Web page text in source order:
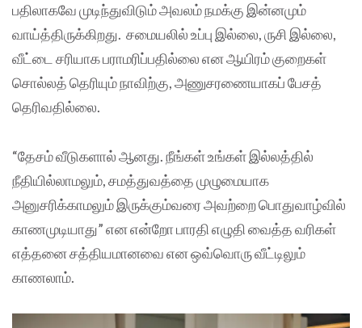
பதிலாகவே முடிந்துவிடும் அவலம் நமக்கு இன்னமும்
வாய்த்திருக்கிறது. சமையலில் உப்பு இல்லை, ருசி இல்லை,
வீட்டை சரியாக பராமரிப்பதில்லை என ஆயிரம் குறைகள்
சொல்லத் தெரியும் நாவிற்கு, அணுசரணையாகப் பேசத்
தெரிவதில்லை.
“தேசம் வீடுகளால் ஆனது. நீங்கள் உங்கள் இல்லத்தில்
நீதியில்லாமலும், சமத்துவத்தை முழுமையாக
அனுசரிக்காமலும் இருக்கும்வரை அவற்றை பொதுவாழ்வில்
காணமுடியாது” என என்றோ பாரதி எழுதி வைத்த வரிகள்
எத்தனை சத்தியமானவை என ஒவ்வொரு வீட்டிலும்
காணலாம்.